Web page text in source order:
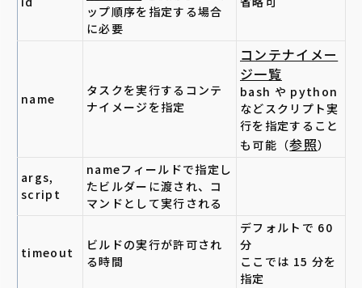
ップ順序を指定する場合
に必要
name
タスクを実行するコンテ
ナイメージを指定
コンテナイメー
ジ一覧
bash や python
などスクリプト実
行を指定すること
も可能（参照）
args,
script
nameフィールドで指定し
たビルダーに渡され、コ
マンドとして実行される
timeout
ビルドの実行が許可され
る時間
デフォルトで 60
分
ここでは 15 分を
指定